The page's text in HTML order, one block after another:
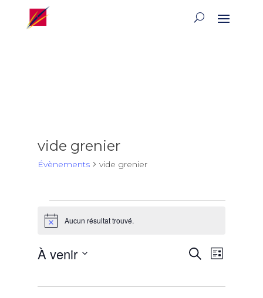
vide grenier
Évènements vide grenier
NoticeAucun résultat trouvé.
Recherche
de
Liste
À venir